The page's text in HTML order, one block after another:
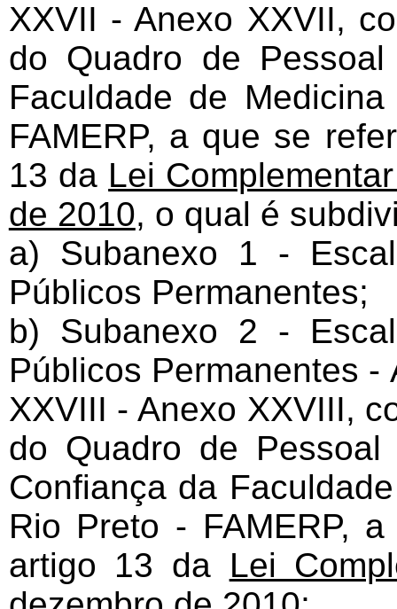
XXVII - Anexo XXVII,
do Quadro de
Faculdade de
FAMERP, a que se
13 da Lei
de 2010, o qual é
a) Subanexo 1 -
Públicos Permanentes;
b) Subanexo 2 -
Públicos Permanentes -
XXVIII - Anexo XXVIII,
do Quadro de Pessoal
Confiança da
Rio Preto - FAMERP,
artigo 13 da Lei